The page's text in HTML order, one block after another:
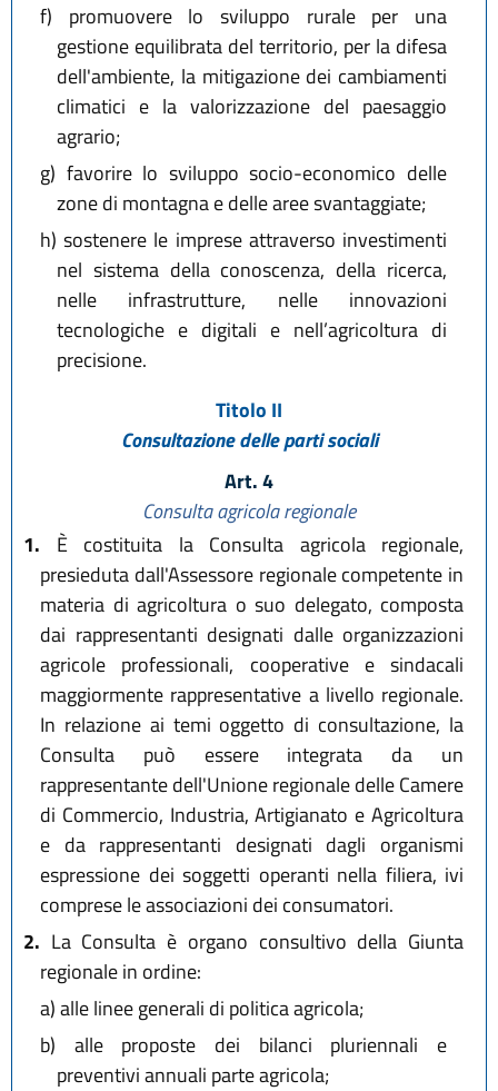
f) promuovere lo sviluppo rurale per una
gestione equilibrata del territorio, per la difesa
dell'ambiente, la mitigazione dei cambiamenti
climatici e la valorizzazione del paesaggio
agrario;
g) favorire lo sviluppo socio-economico delle
zone di montagna e delle aree svantaggiate;
h) sostenere le imprese attraverso investimenti
nel sistema della conoscenza, della ricerca,
nelle infrastrutture, nelle innovazioni
tecnologiche e digitali e nell’agricoltura di
precisione.
Titolo II
Consultazione delle parti sociali
Art. 4
Consulta agricola regionale
1. È costituita la Consulta agricola regionale,
presieduta dall'Assessore regionale competente in
materia di agricoltura o suo delegato, composta
dai rappresentanti designati dalle organizzazioni
agricole professionali, cooperative e sindacali
maggiormente rappresentative a livello regionale.
In relazione ai temi oggetto di consultazione, la
Consulta può essere integrata da un
rappresentante dell'Unione regionale delle Camere
di Commercio, Industria, Artigianato e Agricoltura
e da rappresentanti designati dagli organismi
espressione dei soggetti operanti nella filiera, ivi
comprese le associazioni dei consumatori.
2. La Consulta è organo consultivo della Giunta
regionale in ordine:
a)alle linee generali di politica agricola;
b) alle proposte dei bilanci pluriennali e
preventivi annuali parte agricola;